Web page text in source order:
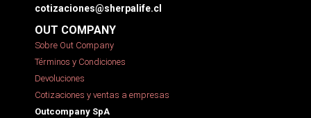
cotizaciones@sherpalife.cl
OUT COMPANY
Sobre Out Company
Términos y Condiciones
Devoluciones
Cotizaciones y ventas a empresas
Outcompany SpA